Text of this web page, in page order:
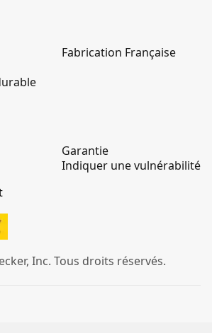
Fabrication Française
Garantie
Indiquer une vulnérabilité
Inc. Tous droits réservés.